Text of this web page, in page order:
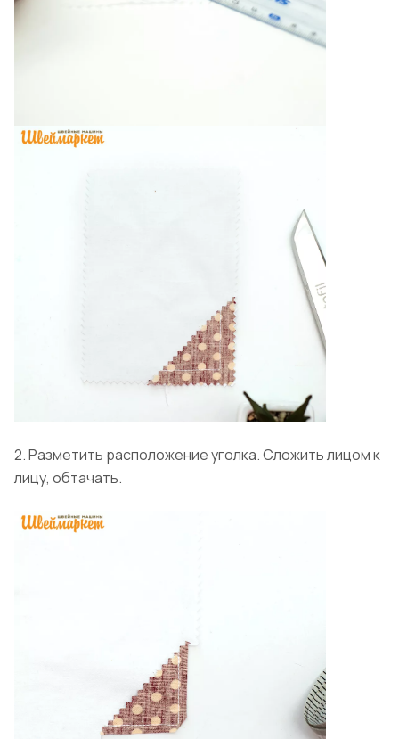
2. Разметить расположение уголка. Сложить лицом к
лицу, обтачать.